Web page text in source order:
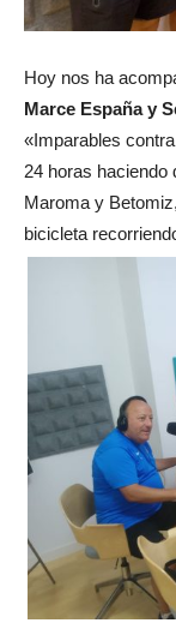
Hoy nos ha
Marce España y
«Imparables
24 horas haciendo
Maroma y
bicicleta